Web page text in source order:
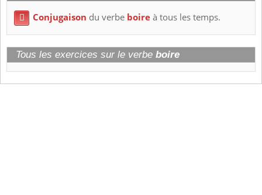
 Conjugaison du verbe boireà tous les temps.
Tous les exercices sur le verbe boire